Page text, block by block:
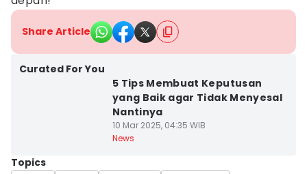
Share Article
Curated For You
5 Tips Membuat Keputusan
yang Baik agar Tidak Menyesal
Nantinya
10 Mar 2025, 04:35 WIB
News
Topics